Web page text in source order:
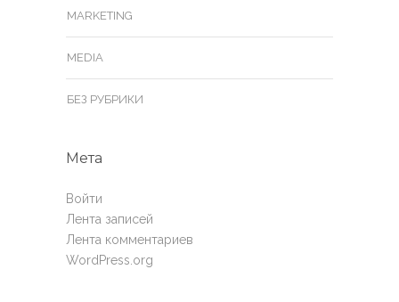
MARKETING
MEDIA
БЕЗ РУБРИКИ
Мета
Войти
Лента записей
Лента комментариев
WordPress.org